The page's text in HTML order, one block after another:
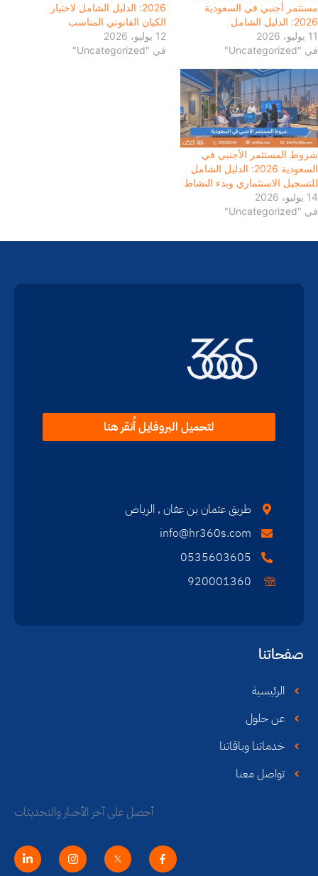
مستثمر أجنبي في السعودية
2026: الدليل الشامل
11 يوليو، 2026
في "Uncategorized"
2026: الدليل الشامل لاختيار
الكيان القانوني المناسب
12 يوليو، 2026
في "Uncategorized"
شروط المستثمر الأجنبي في
السعودية 2026: الدليل الشامل
للتسجيل الاستثماري وبدء النشاط
14 يوليو، 2026
في "Uncategorized"
لتحميل البروفايل أُنقر هنا
طريق عثمان بن عفان , الرياض
info@hr360s.com
0535603605
920001360
صفحاتنا
الرئيسية
عن حلول
خدماتنا وباقاتنا
تواصل معنا
أحصل على آخر الأخبار والتحديثات